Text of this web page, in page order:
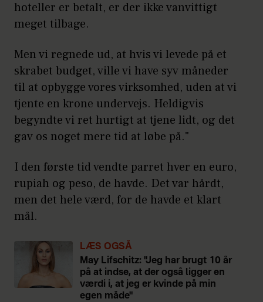
hoteller er betalt, er der ikke vanvittigt
meget tilbage.
Men vi regnede ud, at hvis vi levede på et
skrabet budget, ville vi have syv måneder
til at opbygge vores virksomhed, uden at vi
tjente en krone undervejs. Heldigvis
begyndte vi ret hurtigt at tjene lidt, og det
gav os noget mere tid at løbe på."
I den første tid vendte parret hver en euro,
rupiah og peso, de havde. Det var hårdt,
men det hele værd, for de havde et klart
mål.
LÆS OGSÅ
May Lifschitz: "Jeg har brugt 10 år
på at indse, at der også ligger en
værdi i, at jeg er kvinde på min
egen måde"